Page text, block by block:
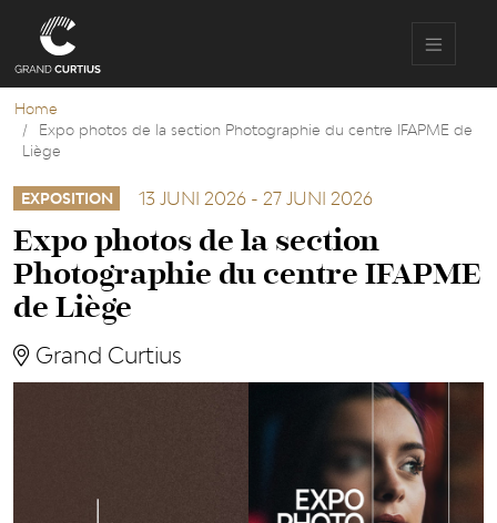
de
gaan
Home
Expo photos de la section Photographie du centre IFAPME de
Liège
EXPOSITION 13 JUNI 2026 - 27 JUNI 2026
Expo photos de la section
Photographie du centre IFAPME
de Liège
Grand Curtius